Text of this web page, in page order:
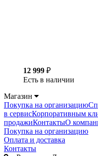
12 999 ₽
Есть в наличии
Магазин
Покупка на организацию
в сервисКорпоративным
продажиКонтактыО
Покупка на организацию
Оплата и доставка
Контакты